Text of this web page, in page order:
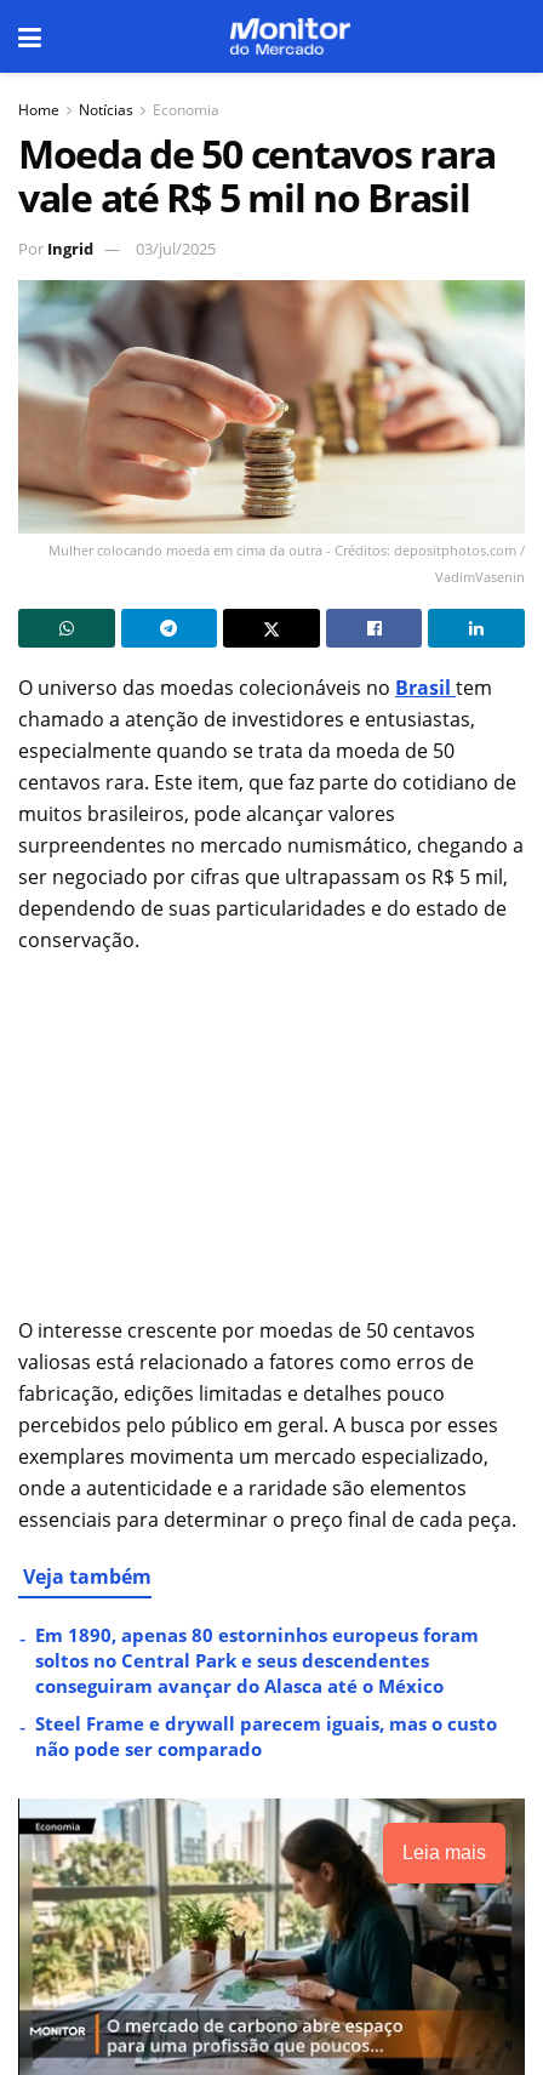
Home Notícias Economia
Moeda de 50 centavos rara
vale até R$ 5 mil no Brasil
Por Ingrid 03/jul/2025
Mulher colocando moeda em cima da outra - Créditos: depositphotos.com /
VadimVasenin
O universo das moedas colecionáveis no Brasil tem
chamado a atenção de investidores e entusiastas,
especialmente quando se trata da moeda de 50
centavos rara. Este item, que faz parte do cotidiano de
muitos brasileiros, pode alcançar valores
surpreendentes no mercado numismático, chegando a
ser negociado por cifras que ultrapassam os R$ 5 mil,
dependendo de suas particularidades e do estado de
conservação.
O interesse crescente por moedas de 50 centavos
valiosas está relacionado a fatores como erros de
fabricação, edições limitadas e detalhes pouco
percebidos pelo público em geral. A busca por esses
exemplares movimenta um mercado especializado,
onde a autenticidade e a raridade são elementos
essenciais para determinar o preço final de cada peça.
Veja também
Em 1890, apenas 80 estorninhos europeus foram
soltos no Central Park e seus descendentes
conseguiram avançar do Alasca até o México
Steel Frame e drywall parecem iguais, mas o custo
não pode ser comparado
Leia mais